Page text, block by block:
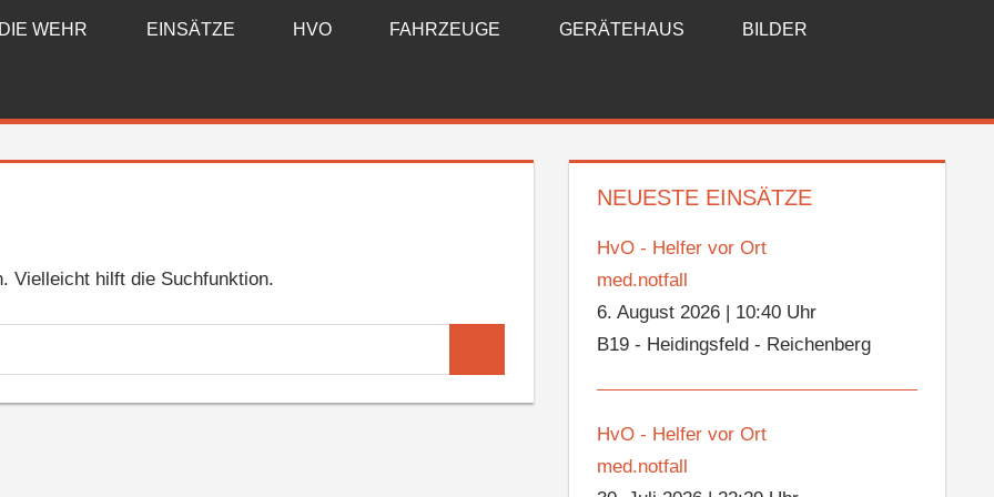
WEHR EINSÄTZE HVO FAHRZEUGE GERÄTEHAUS BILDER
Vielleicht hilft die Suchfunktion.
NEUESTE EINSÄTZE
HvO - Helfer vor Ort
med.notfall
6. August 2026
10:40 Uhr
B19 - Heidingsfeld - Reichenberg
HvO - Helfer vor Ort
med.notfall